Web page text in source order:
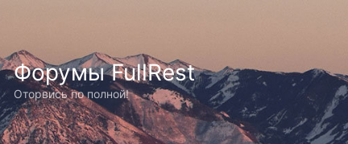
Форумы FullRest
Оторвись по полной!